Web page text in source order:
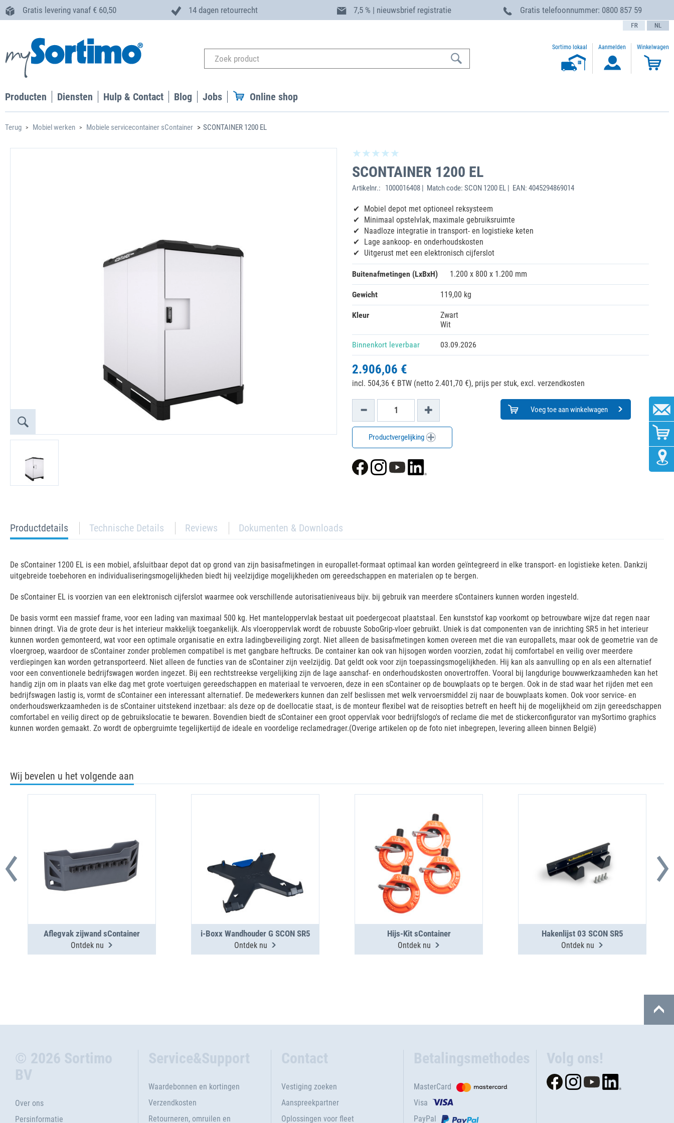
Gratis levering vanaf € 60,50 14 dagen retourrecht 7,5 % | nieuwsbrief registratie Gratis telefoonnummer: 0800 857 59
text.language
Sortimo lokaal Aanmelden Winkelwagen
Producten Diensten Hulp & Contact Blog Jobs Online shop
Terug Mobiel werken Mobiele servicecontainer sContainer SCONTAINER 1200 EL
SCONTAINER 1200 EL
Artikelnr.: 1000016408 | Match code: SCON 1200 EL | EAN: 4045294869014
Mobiel depot met optioneel reksysteem
Minimaal opstelvlak, maximale gebruiksruimte
Naadloze integratie in transport- en logistieke keten
Lage aankoop- en onderhoudskosten
Uitgerust met een elektronisch cijferslot
Buitenafmetingen (LxBxH) 1.200 x 800 x 1.200 mm
Gewicht 119,00 kg
Kleur
Zwart
Wit
Binnenkort leverbaar 03.09.2026
2.906,06 €
incl. 504,36 € BTW (netto 2.401,70 €), prijs per stuk, excl. verzendkosten
Voeg toe aan winkelwagen
Productvergelijking
current
tab:
Productdetails Technische Details Reviews Dokumenten & Downloads
De sContainer 1200 EL is een mobiel, afsluitbaar depot dat op grond van zijn basisafmetingen in europallet-formaat optimaal kan worden geïntegreerd in elke transport- en logistieke keten. Dankzij
uitgebreide toebehoren en individualiseringsmogelijkheden biedt hij veelzijdige mogelijkheden om gereedschappen en materialen op te bergen.
De sContainer EL is voorzien van een elektronisch cijferslot waarmee ook verschillende autorisatieniveaus bijv. bij gebruik van meerdere sContainers kunnen worden ingesteld.
De basis vormt een massief frame, voor een lading van maximaal 500 kg. Het manteloppervlak bestaat uit poedergecoat plaatstaal. Een kunststof kap voorkomt op betrouwbare wijze dat regen naar
binnen dringt. Via de grote deur is het interieur makkelijk toegankelijk. Als vloeroppervlak wordt de robuuste SoboGrip-vloer gebruikt. Uniek is dat componenten van de inrichting SR5 in het interieur
kunnen worden gemonteerd, wat voor een optimale organisatie en extra ladingbeveiliging zorgt. Niet alleen de basisafmetingen komen overeen met die van europallets, maar ook de geometrie van de
vloergroep, waardoor de sContainer zonder problemen compatibel is met gangbare heftrucks. De container kan ook van hijsogen worden voorzien, zodat hij comfortabel en veilig over meerdere
verdiepingen kan worden getransporteerd. Niet alleen de functies van de sContainer zijn veelzijdig. Dat geldt ook voor zijn toepassingsmogelijkheden. Hij kan als aanvulling op en als een alternatief
voor een conventionele bedrijfswagen worden ingezet. Bij een rechtstreekse vergelijking zijn de lage aanschaf- en onderhoudskosten onovertroffen. Vooral bij langdurige bouwwerkzaamheden kan het
handig zijn om in plaats van elke dag met grote voertuigen gereedschappen en materiaal te vervoeren, deze in een sContainer op de bouwplaats op te bergen. Ook in de stad waar het rijden met een
bedrijfswagen lastig is, vormt de sContainer een interessant alternatief. De medewerkers kunnen dan zelf beslissen met welk vervoersmiddel zij naar de bouwplaats komen. Ook voor service- en
onderhoudswerkzaamheden is de sContainer uitstekend inzetbaar: als deze op de doellocatie staat, is de monteur flexibel wat de reisopties betreft en heeft hij de mogelijkheid om zijn gereedschappen
comfortabel en veilig direct op de gebruikslocatie te bewaren. Bovendien biedt de sContainer een groot oppervlak voor bedrijfslogo's of reclame die met de stickerconfigurator van mySortimo graphics
kunnen worden gemaakt. Zo wordt de opbergruimte tegelijkertijd de ideale en voordelige reclamedrager.(Overige artikelen op de foto niet inbegrepen, levering alleen binnen België)
Wij bevelen u het volgende aan
Aflegvak zijwand sContainer
Ontdek nu
i-Boxx Wandhouder G SCON SR5
Ontdek nu
Hijs-Kit sContainer
Ontdek nu
Hakenlijst 03 SCON SR5
Ontdek nu
© 2026 Sortimo
BV
Over ons
Persinformatie
Service&Support
Waardebonnen en kortingen
Verzendkosten
Retourneren, omruilen en
Contact
Vestiging zoeken
Aanspreekpartner
Oplossingen voor fleet
Betalingsmethodes
MasterCard
Visa
PayPal
Volg ons!